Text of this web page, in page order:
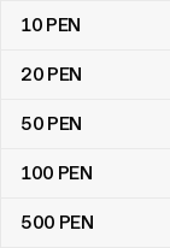
10 PEN
20 PEN
50 PEN
100 PEN
500 PEN